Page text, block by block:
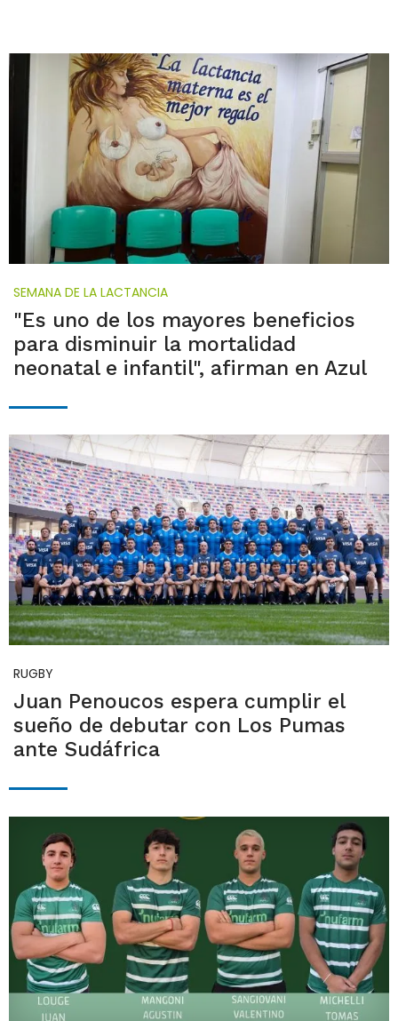
SEMANA DE LA LACTANCIA
"Es uno de los mayores beneficios
para disminuir la mortalidad
neonatal e infantil", afirman en Azul
RUGBY
Juan Penoucos espera cumplir el
sueño de debutar con Los Pumas
ante Sudáfrica